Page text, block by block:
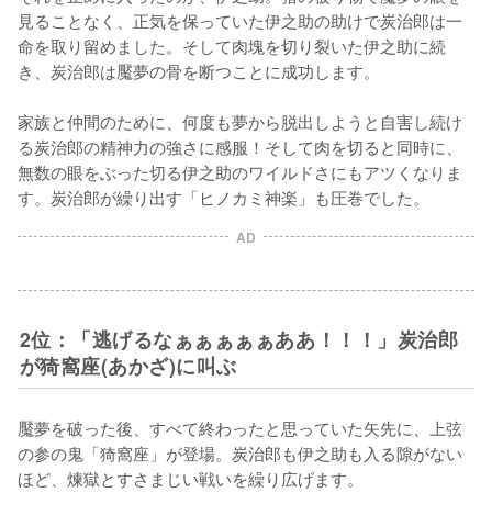
見ることなく、正気を保っていた伊之助の助けで炭治郎は一
命を取り留めました。そして肉塊を切り裂いた伊之助に続
き、炭治郎は魘夢の骨を断つことに成功します。
家族と仲間のために、何度も夢から脱出しようと自害し続け
る炭治郎の精神力の強さに感服！そして肉を切ると同時に、
無数の眼をぶった切る伊之助のワイルドさにもアツくなりま
す。炭治郎が繰り出す「ヒノカミ神楽」も圧巻でした。
AD
2位：「逃げるなぁぁぁぁぁああ！！！」炭治郎
が猗窩座(あかざ)に叫ぶ
魘夢を破った後、すべて終わったと思っていた矢先に、上弦
の参の鬼「猗窩座」が登場。炭治郎も伊之助も入る隙がない
ほど、煉獄とすさまじい戦いを繰り広げます。